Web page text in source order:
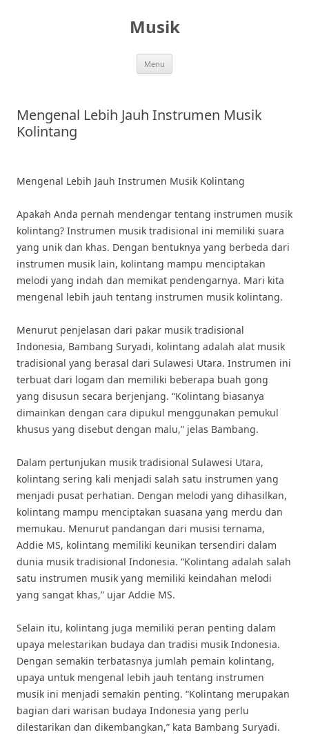
Musik
Menu
Mengenal Lebih Jauh Instrumen Musik
Kolintang
Mengenal Lebih Jauh Instrumen Musik Kolintang
Apakah Anda pernah mendengar tentang instrumen musik
kolintang? Instrumen musik tradisional ini memiliki suara
yang unik dan khas. Dengan bentuknya yang berbeda dari
instrumen musik lain, kolintang mampu menciptakan
melodi yang indah dan memikat pendengarnya. Mari kita
mengenal lebih jauh tentang instrumen musik kolintang.
Menurut penjelasan dari pakar musik tradisional
Indonesia, Bambang Suryadi, kolintang adalah alat musik
tradisional yang berasal dari Sulawesi Utara. Instrumen ini
terbuat dari logam dan memiliki beberapa buah gong
yang disusun secara berjenjang. “Kolintang biasanya
dimainkan dengan cara dipukul menggunakan pemukul
khusus yang disebut dengan malu,” jelas Bambang.
Dalam pertunjukan musik tradisional Sulawesi Utara,
kolintang sering kali menjadi salah satu instrumen yang
menjadi pusat perhatian. Dengan melodi yang dihasilkan,
kolintang mampu menciptakan suasana yang merdu dan
memukau. Menurut pandangan dari musisi ternama,
Addie MS, kolintang memiliki keunikan tersendiri dalam
dunia musik tradisional Indonesia. “Kolintang adalah salah
satu instrumen musik yang memiliki keindahan melodi
yang sangat khas,” ujar Addie MS.
Selain itu, kolintang juga memiliki peran penting dalam
upaya melestarikan budaya dan tradisi musik Indonesia.
Dengan semakin terbatasnya jumlah pemain kolintang,
upaya untuk mengenal lebih jauh tentang instrumen
musik ini menjadi semakin penting. “Kolintang merupakan
bagian dari warisan budaya Indonesia yang perlu
dilestarikan dan dikembangkan,” kata Bambang Suryadi.